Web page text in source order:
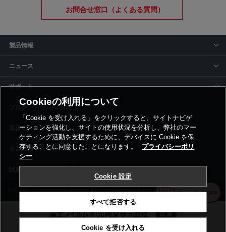
お問合せ窓口（よくある質問）
製品情報
ニュース
サポート
siyaku-blog
取扱いメーカー
事業所一覧
利用規約 プライバシーポリシー コーポレートサイト Cookie設定
Cookieの利用について
「Cookie を受け入れる」をクリックすると、サイトナビゲ
ーションを強化し、サイトの使用状況を分析し、弊社のマー
ケティング活動を支援するために、デバイスに Cookie を保
存することに同意したことになります。
プライバシーポリ
シー
Cookie 設定
すべて拒否する
Cookie を受け入れる